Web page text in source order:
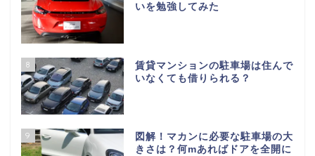
いを勉強してみた
8
賃貸マンションの駐車場は住んで
いなくても借りられる？
9
図解！マカンに必要な駐車場の大
きさは？何mあればドアを全開に